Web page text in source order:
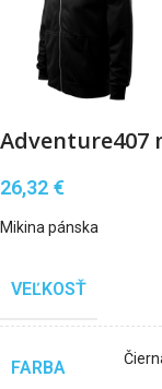
Adventure407
26,32 €
Mikina pánska
VEĽKOSŤ
FARBA